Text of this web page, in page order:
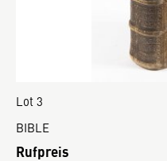
Lot 3
BIBLE
Rufpreis